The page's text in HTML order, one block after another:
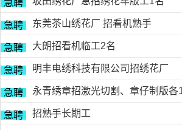
急聘
急聘 东莞茶山绣花厂 招看机熟手
急聘 大朗招看机临工2名
急聘 明丰电绣科技有限公司招绣花厂
急聘 永青绣章招激光切割、章仔制版各
急聘 招熟手长期工